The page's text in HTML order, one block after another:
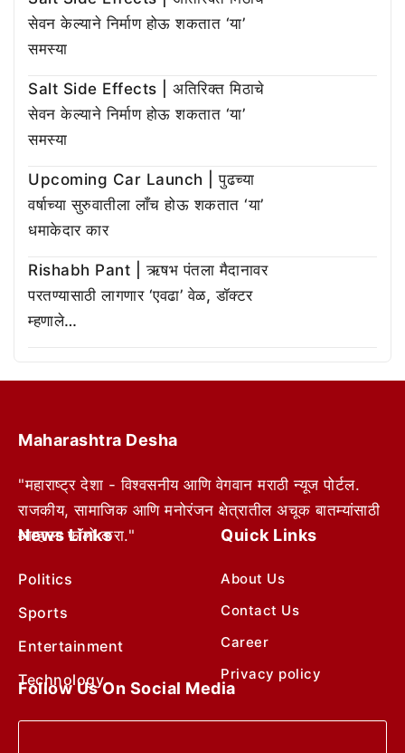
सेवन केल्याने निर्माण होऊ शकतात ‘या’
समस्या
Salt Side Effects | अतिरिक्त मिठाचे
सेवन केल्याने निर्माण होऊ शकतात ‘या’
समस्या
Upcoming Car Launch | पुढच्या
वर्षाच्या सुरुवातीला लाँच होऊ शकतात ‘या’
धमाकेदार कार
Rishabh Pant | ऋषभ पंतला मैदानावर
परतण्यासाठी लागणार ‘एवढा’ वेळ, डॉक्टर
म्हणाले…
Maharashtra Desha
"महाराष्ट्र देशा - विश्वसनीय आणि वेगवान मराठी न्यूज पोर्टल.
राजकीय, सामाजिक आणि मनोरंजन क्षेत्रातील अचूक बातम्यांसाठी
आम्हाला फॉलो करा."
News Links
Politics
Sports
Entertainment
Technology
Quick Links
About Us
Contact Us
Career
Privacy policy
Follow Us On Social Media